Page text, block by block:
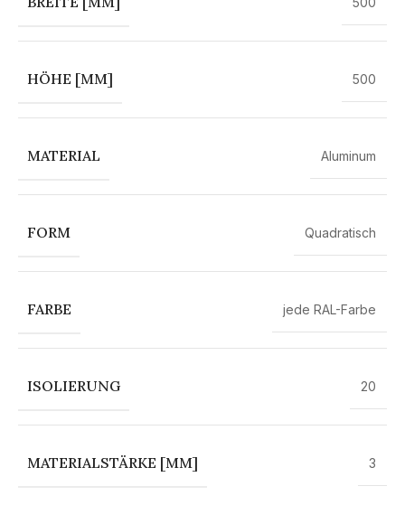
HÖHE [MM] 500
MATERIAL Aluminum
FORM Quadratisch
FARBE jede RAL-Farbe
ISOLIERUNG 20
MATERIALSTÄRKE [MM] 3